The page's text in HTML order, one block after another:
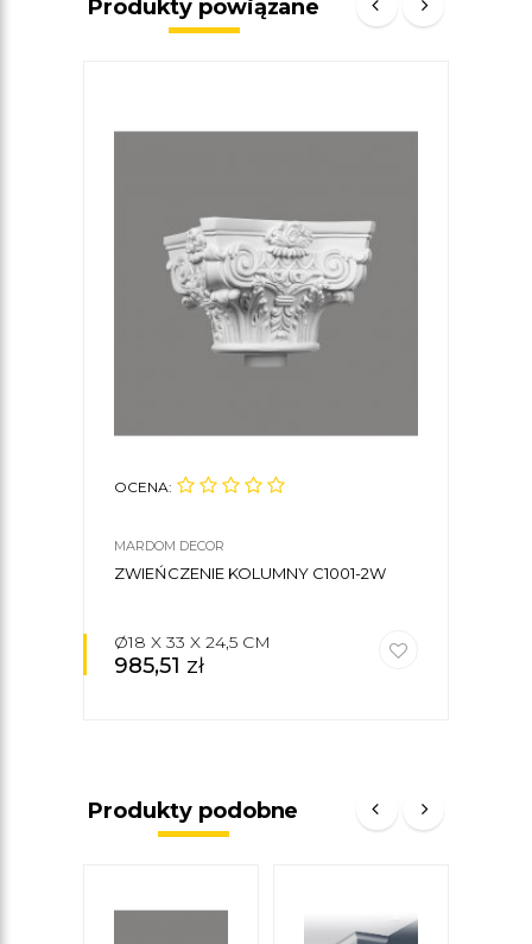
Produkty powiązane
OCENA:
MARDOM DECOR
ZWIEŃCZENIE KOLUMNY C1001-2W
Ø18 X 33 X 24,5 CM
985,51 zł
Produkty podobne